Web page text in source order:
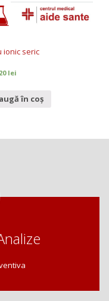
ionic seric
20 lei
în coș